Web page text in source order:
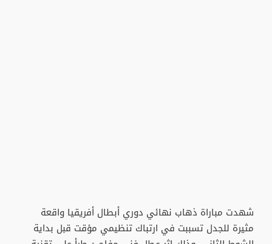
شهدت مباراة ذهاب نهائي دوري أبطال أفريقيا واقعة
مثيرة للجدل تسببت في ارتباك تنظيمي مؤقت قبل بداية